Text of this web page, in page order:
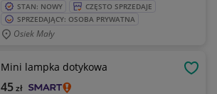
STAN: NOWY
CZĘSTO SPRZEDAJE
SPRZEDAJĄCY: OSOBA PRYWATNA
Osiek Mały
Mini lampka dotykowa
45zł